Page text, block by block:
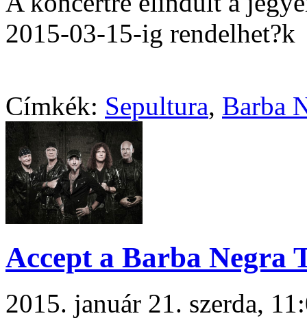
2015-03-15-ig rendelhet?k
Címkék: Sepultura, Barba
Accept a Barba Negra
2015. január 21. szerda,